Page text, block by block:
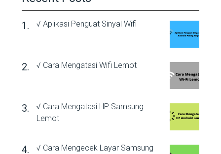
√ Aplikasi Penguat Sinyal Wifi
√ Cara Mengatasi Wifi Lemot
√ Cara Mengatasi HP Samsung
Lemot
√ Cara Mengecek Layar Samsung